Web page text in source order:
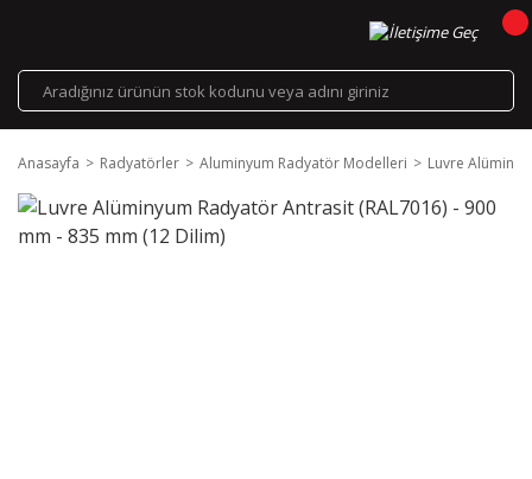
Anasayfa Radyatörler Aluminyum Radyatör Modelleri Luvre